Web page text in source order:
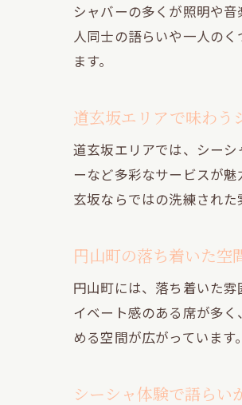
シャバーの多くが照明や
人同士の語らいや一人の
ます。
道玄坂エリアで味わう
道玄坂エリアでは、シー
ーなど多彩なサービスが
玄坂ならではの洗練され
円山町の落ち着いた空
円山町には、落ち着いた
イベート感のある席が多
める空間が広がっています
シーシャ体験で語らい